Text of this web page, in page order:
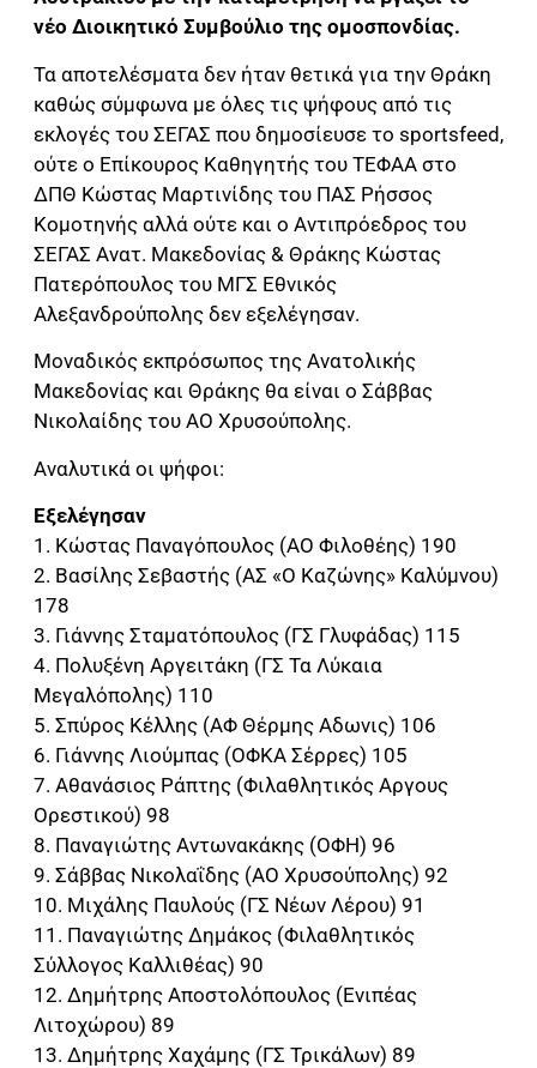
νέο Διοικητικό Συμβούλιο της ομοσπονδίας.
Τα αποτελέσματα δεν ήταν θετικά για την Θράκη
καθώς σύμφωνα με όλες τις ψήφους από τις
εκλογές του ΣΕΓΑΣ που δημοσίευσε το sportsfeed,
ούτε ο Επίκουρος Καθηγητής του ΤΕΦΑΑ στο
ΔΠΘ Κώστας Μαρτινίδης του ΠΑΣ Ρήσσος
Κομοτηνής αλλά ούτε και ο Αντιπρόεδρος του
ΣΕΓΑΣ Ανατ. Μακεδονίας & Θράκης Κώστας
Πατερόπουλος του ΜΓΣ Εθνικός
Αλεξανδρούπολης δεν εξελέγησαν.
Μοναδικός εκπρόσωπος της Ανατολικής
Μακεδονίας και Θράκης θα είναι ο Σάββας
Νικολαίδης του ΑΟ Χρυσούπολης.
Αναλυτικά οι ψήφοι:
Εξελέγησαν
1. Κώστας Παναγόπουλος (ΑΟ Φιλοθέης) 190
2. Βασίλης Σεβαστής (ΑΣ «Ο Καζώνης» Καλύμνου)
178
3. Γιάννης Σταματόπουλος (ΓΣ Γλυφάδας) 115
4. Πολυξένη Αργειτάκη (ΓΣ Τα Λύκαια
Μεγαλόπολης) 110
5. Σπύρος Κέλλης (ΑΦ Θέρμης Αδωνις) 106
6. Γιάννης Λιούμπας (ΟΦΚΑ Σέρρες) 105
7. Αθανάσιος Ράπτης (Φιλαθλητικός Αργους
Ορεστικού) 98
8. Παναγιώτης Αντωνακάκης (ΟΦΗ) 96
9. Σάββας Νικολαΐδης (ΑΟ Χρυσούπολης) 92
10. Μιχάλης Παυλούς (ΓΣ Νέων Λέρου) 91
11. Παναγιώτης Δημάκος (Φιλαθλητικός
Σύλλογος Καλλιθέας) 90
12. Δημήτρης Αποστολόπουλος (Ενιπέας
Λιτοχώρου) 89
13. Δημήτρης Χαχάμης (ΓΣ Τρικάλων) 89